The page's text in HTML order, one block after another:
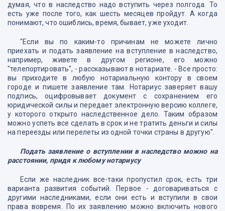
думая, что в наследство надо вступить через полгода. То
есть уже после того, как шесть месяцев пройдут. А когда
понимают, что ошиблись, время, бывает, уже уходит.
"Если вы по каким-то причинам не можете лично
приехать и подать заявление на вступление в наследство,
например, живете в другом регионе, его можно
"телепортировать", - рассказывают в нотариате. - Все просто:
вы приходите в любую нотариальную контору в своем
городе и пишете заявление там. Нотариус заверяет вашу
подпись, оцифровывает документ с сохранением его
юридической силы и передает электронную версию коллеге,
у которого открыто наследственное дело. Таким образом
можно успеть все сделать в срок и не тратить деньги и силы
на переезды или перелеты из одной точки страны в другую".
Подать заявление о вступлении в наследство можно на
расстоянии, придя к любому нотариусу
Если же наследник все-таки пропустил срок, есть три
варианта развития событий. Первое - договариваться с
другими наследниками, если они есть и вступили в свои
права вовремя. По их заявлению можно включить нового